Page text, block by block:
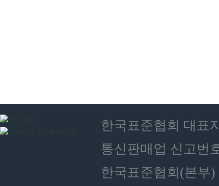
한국표준협회 대표
통신판매업 신고번
한국표준협회(본부